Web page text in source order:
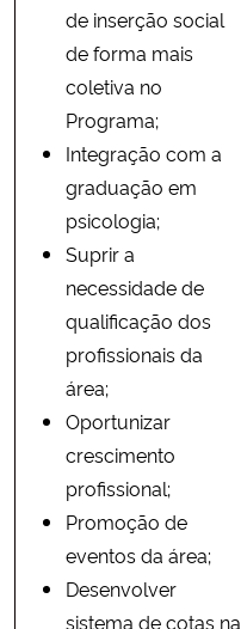
de inserção social
de forma mais
coletiva no
Programa;
Integração com a
graduação em
psicologia;
Suprir a
necessidade de
qualificação dos
profissionais da
área;
Oportunizar
crescimento
profissional;
Promoção de
eventos da área;
Desenvolver
sistema de cotas na